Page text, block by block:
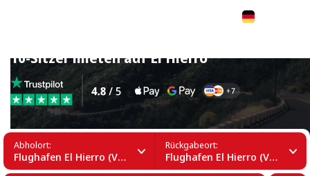
10-Sitzer mieten auf El Hierro
Abholort:
Flughafen El Hierro (VDE)
Rückgabeort:
Flughafen El Hierro (VDE)